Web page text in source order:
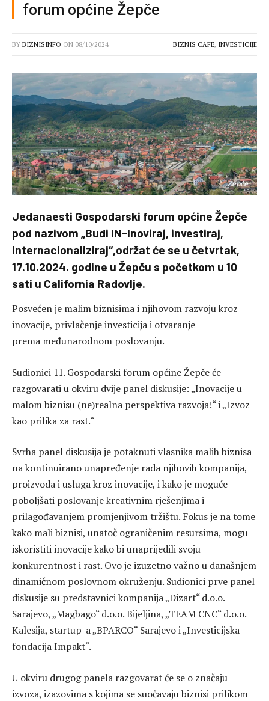
forum općine Žepče
BY BIZNISINFO ON 08/10/2024 BIZNIS CAFE, INVESTICIJE
Žepče
Jedanaesti Gospodarski forum općine Žepče
pod nazivom „Budi IN-Inoviraj, investiraj,
internacionaliziraj“,održat će se u četvrtak,
17.10.2024. godine u Žepču s početkom u 10
sati u California Radovlje.
Posvećen je malim biznisima i njihovom razvoju kroz
inovacije, privlačenje investicija i otvaranje
prema međunarodnom poslovanju.
Sudionici 11. Gospodarski forum općine Žepče će
razgovarati u okviru dvije panel diskusije: „Inovacije u
malom biznisu (ne)realna perspektiva razvoja!“ i „Izvoz
kao prilika za rast.“
Svrha panel diskusija je potaknuti vlasnika malih biznisa
na kontinuirano unapređenje rada njihovih kompanija,
proizvoda i usluga kroz inovacije, i kako je moguće
poboljšati poslovanje kreativnim rješenjima i
prilagođavanjem promjenjivom tržištu. Fokus je na tome
kako mali biznisi, unatoč ograničenim resursima, mogu
iskoristiti inovacije kako bi unaprijedili svoju
konkurentnost i rast. Ovo je izuzetno važno u današnjem
dinamičnom poslovnom okruženju. Sudionici prve panel
diskusije su predstavnici kompanija „Dizart“ d.o.o.
Sarajevo, „Magbago“ d.o.o. Bijeljina, „TEAM CNC“ d.o.o.
Kalesija, startup-a „BPARCO“ Sarajevo i „Investicijska
fondacija Impakt“.
U okviru drugog panela razgovarat će se o značaju
izvoza, izazovima s kojima se suočavaju biznisi prilikom